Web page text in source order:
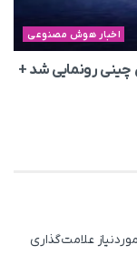
اخبار هوش مصنوعی
رونمایی شد +
علامت‌گذاری